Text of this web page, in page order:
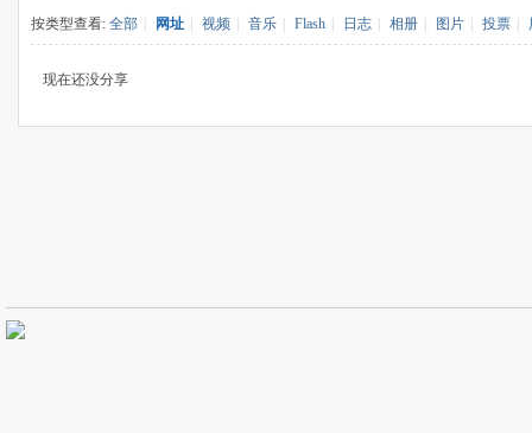
按类型查看: 全部 网址 视频 音乐 Flash 日志 相册 图片 投票
现在还没分享